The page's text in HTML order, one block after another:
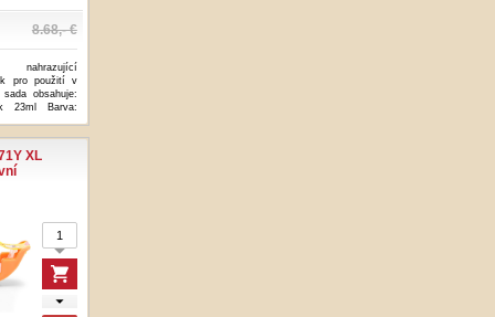
8.68,- €
nahrazující
pro použití v
obsahuje:
23ml Barva:
XL